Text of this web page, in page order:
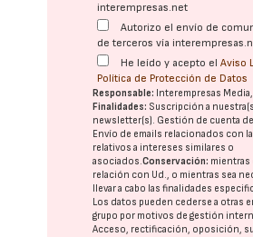
interempresas.net
Autorizo el envío de
de terceros vía
He leído y acepto elAviso
Política de Protección de Datos
Responsable: Interempresas Media,
Finalidades: Suscripción a
newsletter(s). Gestión de cuenta
Envío de emails relacionados con
relativos a intereses similares o
asociados.Conservación: mientras
relación con Ud., o mientras sea
llevar a cabo las finalidades
Los datos pueden cederse a otras
grupo por motivos de gestión
Acceso, rectificación, oposición,